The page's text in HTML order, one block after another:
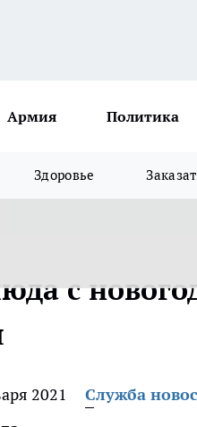
Армия Политика
Здоровье
с
2021
Служба